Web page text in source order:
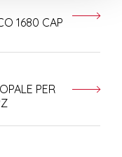
1680 CAP
PER